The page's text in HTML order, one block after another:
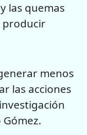
las quemas
producir
menos
las acciones